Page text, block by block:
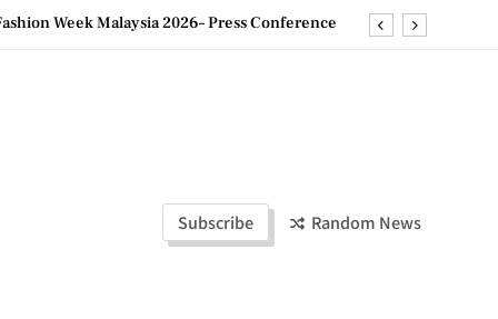
马来西亚妈妈提供分享剖腹产复原历程的空间
马来西亚妈妈提供分享剖腹产复原历程的空间
Subscribe Random News